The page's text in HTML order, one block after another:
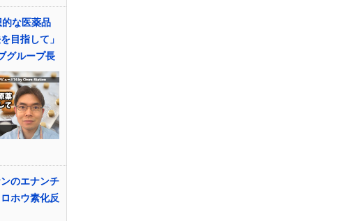
な医薬品
目指して」
グループ長
のエナンチ
ホウ素化反